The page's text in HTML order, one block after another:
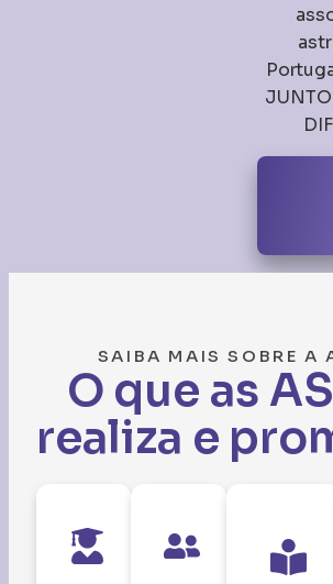
​SAIBA MAIS SOBRE A
O que as
realiza e